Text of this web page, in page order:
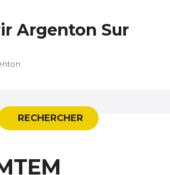
Argenton Sur
RECHERCHER